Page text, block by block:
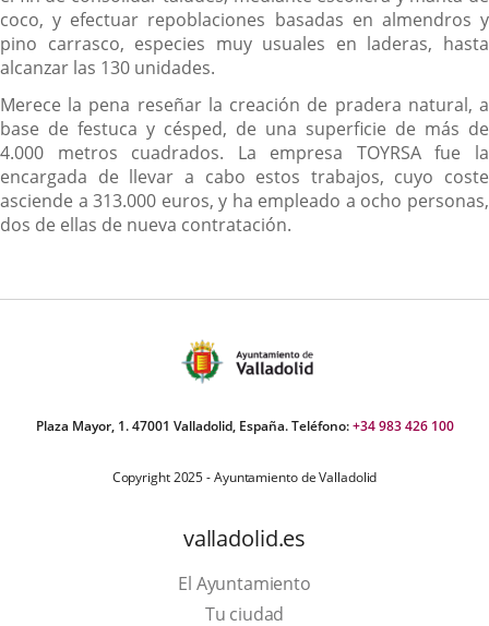
coco, y efectuar repoblaciones basadas en almendros y
pino carrasco, especies muy usuales en laderas, hasta
alcanzar las 130 unidades.
Merece la pena reseñar la creación de pradera natural, a
base de festuca y césped, de una superficie de más de
4.000 metros cuadrados. La empresa TOYRSA fue la
encargada de llevar a cabo estos trabajos, cuyo coste
asciende a 313.000 euros, y ha empleado a ocho personas,
dos de ellas de nueva contratación.
Plaza Mayor, 1. 47001 Valladolid, España. Teléfono:+34 983 426 100
Copyright 2025 - Ayuntamiento de Valladolid
valladolid.es
El Ayuntamiento
Tu ciudad